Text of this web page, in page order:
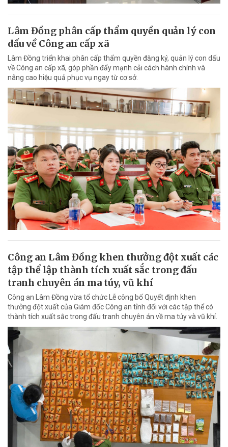
Lâm Đồng phân cấp thẩm quyền quản lý con
dấu về Công an cấp xã
Lâm Đồng triển khai phân cấp thẩm quyền đăng ký, quản lý con dấu
về Công an cấp xã, góp phần đẩy mạnh cải cách hành chính và
nâng cao hiệu quả phục vụ ngay từ cơ sở.
Công an Lâm Đồng khen thưởng đột xuất các
tập thể lập thành tích xuất sắc trong đấu
tranh chuyên án ma túy, vũ khí
Công an Lâm Đồng vừa tổ chức Lễ công bố Quyết định khen
thưởng đột xuất của Giám đốc Công an tỉnh đối với các tập thể có
thành tích xuất sắc trong đấu tranh chuyên án về ma túy và vũ khí.